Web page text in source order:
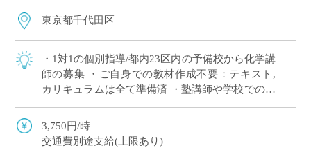
東京都千代田区
・1対1の個別指導/都内23区内の予備校から化学講
師の募集 ・ご自身での教材作成不要：テキスト,
カリキュラムは全て準備済 ・塾講師や学校での指
業2コマ連続の時間割(休憩 […]
3,750円/時
交通費別途支給(上限あり)